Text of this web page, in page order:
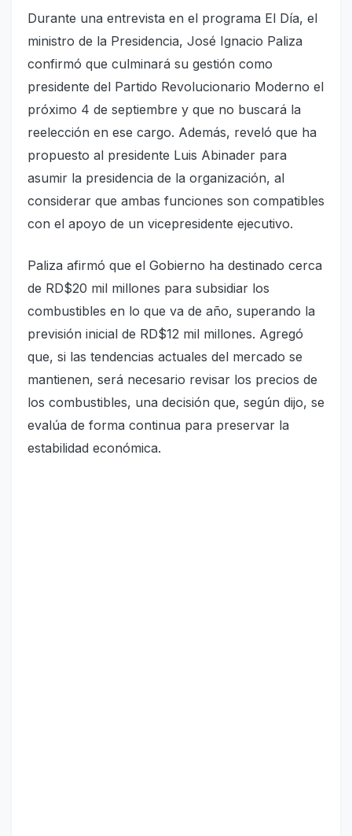
Durante una entrevista en el programa El Día, el
ministro de la Presidencia, José Ignacio Paliza
confirmó que culminará su gestión como
presidente del Partido Revolucionario Moderno el
próximo 4 de septiembre y que no buscará la
reelección en ese cargo. Además, reveló que ha
propuesto al presidente Luis Abinader para
asumir la presidencia de la organización, al
considerar que ambas funciones son compatibles
con el apoyo de un vicepresidente ejecutivo.
Paliza afirmó que el Gobierno ha destinado cerca
de RD$20 mil millones para subsidiar los
combustibles en lo que va de año, superando la
previsión inicial de RD$12 mil millones. Agregó
que, si las tendencias actuales del mercado se
mantienen, será necesario revisar los precios de
los combustibles, una decisión que, según dijo, se
evalúa de forma continua para preservar la
estabilidad económica.